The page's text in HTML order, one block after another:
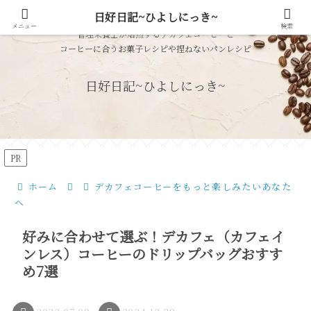
管理栄養士が焙煎するデカフェコーヒーと
コーヒーに合うお菓子レシピや捏ねないパンレシピ
日好日記~ひよしにっき~
PR
ホーム
デカフェコーヒーをもっと楽しみたいあなた
へ
好みに合わせて選ぶ！デカフェ（カフェイ
ンレス）コーヒーのドリップバッグおすす
め7選
メニュー
日好日記~ひよしにっき~
検索